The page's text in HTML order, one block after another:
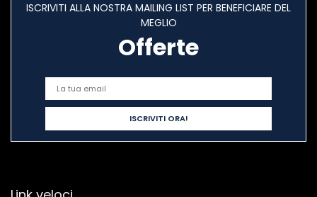
ISCRIVITI ALLA NOSTRA MAILING LIST PER BENEFICIARE DEL
MEGLIO
Offerte